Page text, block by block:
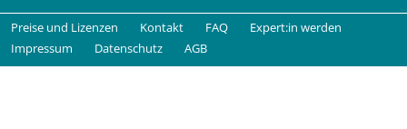
Preise und Lizenzen Kontakt FAQ
Expert:in werden
Impressum
Datenschutz AGB